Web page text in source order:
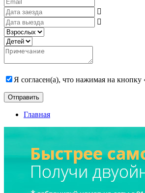
Я согласен(а), что нажимая на
Главная